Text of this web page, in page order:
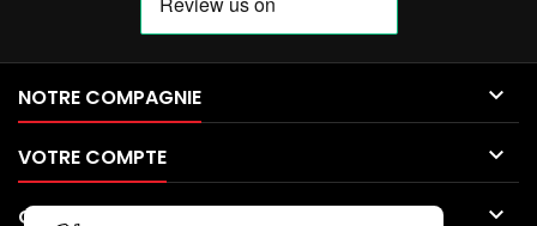
NOTRE COMPAGNIE 
VOTRE COMPTE 
CONTACT 